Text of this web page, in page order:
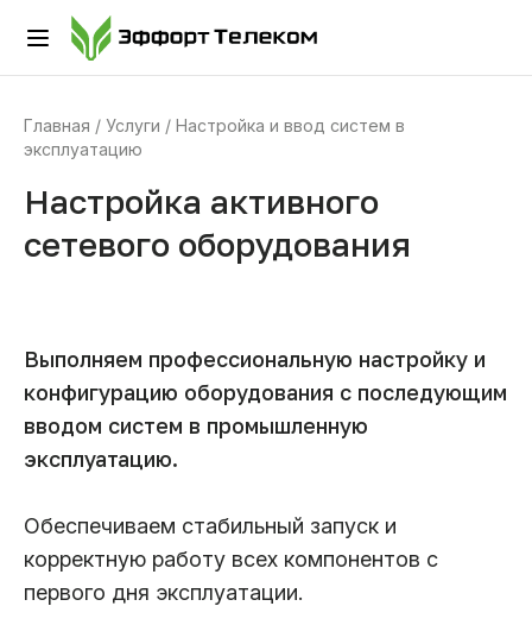
Главная Услуги
Настройка и ввод систем в
эксплуатацию
Настройка активного
сетевого оборудования
Выполняем профессиональную настройку и
конфигурацию оборудования с последующим
вводом систем в промышленную
эксплуатацию.
Обеспечиваем стабильный запуск и
корректную работу всех компонентов с
первого дня эксплуатации.